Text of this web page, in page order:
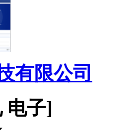
有限公司
电子]